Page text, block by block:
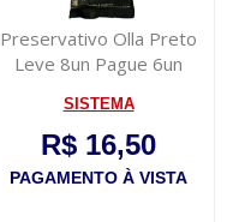
Preservativo Olla Preto
Leve 8un Pague 6un
SISTEMA
R$ 16,50
PAGAMENTO À VISTA